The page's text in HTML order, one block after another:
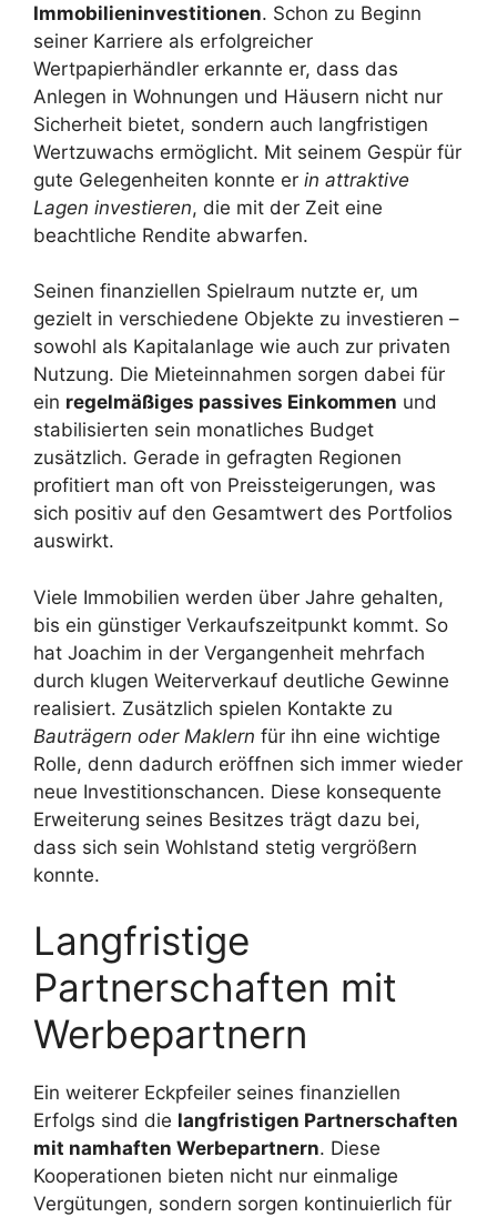
Immobilieninvestitionen. Schon zu Beginn
seiner Karriere als erfolgreicher
Wertpapierhändler erkannte er, dass das
Anlegen in Wohnungen und Häusern nicht nur
Sicherheit bietet, sondern auch langfristigen
Wertzuwachs ermöglicht. Mit seinem Gespür für
gute Gelegenheiten konnte er in attraktive
Lagen investieren, die mit der Zeit eine
beachtliche Rendite abwarfen.
Seinen finanziellen Spielraum nutzte er, um
gezielt in verschiedene Objekte zu investieren –
sowohl als Kapitalanlage wie auch zur privaten
Nutzung. Die Mieteinnahmen sorgen dabei für
ein regelmäßiges passives Einkommen und
stabilisierten sein monatliches Budget
zusätzlich. Gerade in gefragten Regionen
profitiert man oft von Preissteigerungen, was
sich positiv auf den Gesamtwert des Portfolios
auswirkt.
Viele Immobilien werden über Jahre gehalten,
bis ein günstiger Verkaufszeitpunkt kommt. So
hat Joachim in der Vergangenheit mehrfach
durch klugen Weiterverkauf deutliche Gewinne
realisiert. Zusätzlich spielen Kontakte zu
Bauträgern oder Maklern für ihn eine wichtige
Rolle, denn dadurch eröffnen sich immer wieder
neue Investitionschancen. Diese konsequente
Erweiterung seines Besitzes trägt dazu bei,
dass sich sein Wohlstand stetig vergrößern
konnte.
Langfristige
Partnerschaften mit
Werbepartnern
Ein weiterer Eckpfeiler seines finanziellen
Erfolgs sind die langfristigen Partnerschaften
mit namhaften Werbepartnern. Diese
Kooperationen bieten nicht nur einmalige
Vergütungen, sondern sorgen kontinuierlich für